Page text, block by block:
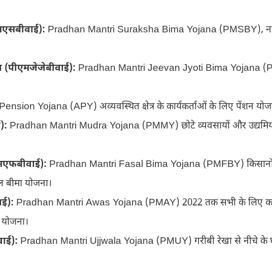
Pradhan Mantri Suraksha Bima Yojana (PMSBY),
(पीएमजेजेबीवाई): Pradhan Mantri Jeevan Jyoti Bima Yojana
Yojana (APY) अव्यवस्थित क्षेत्र के कार्यकर्ताओं के लिए पेंशन
Pradhan Mantri Mudra Yojana (PMMY) छोटे व्यवसायों और
Pradhan Mantri Fasal Bima Yojana (PMFBY)
बीमा योजना।
Pradhan Mantri Awas Yojana (PMAY) 2022 तक सभी के लिए
Pradhan Mantri Ujjwala Yojana (PMUY) गरीबी रेखा से नीचे के